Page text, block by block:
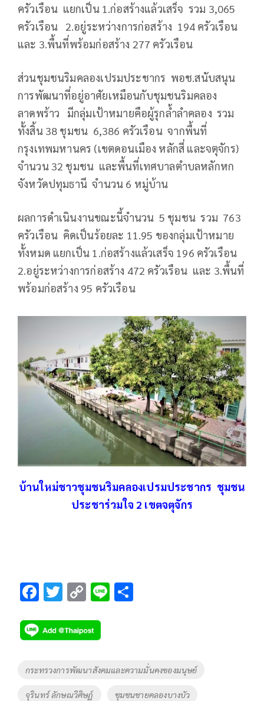
ครัวเรือน แยกเป็น 1.ก่อสร้างแล้วเสร็จ รวม 3,065
ครัวเรือน 2.อยู่ระหว่างการก่อสร้าง 194 ครัวเรือน
และ 3.พื้นที่พร้อมก่อสร้าง 277 ครัวเรือน
ส่วนชุมชนริมคลองเปรมประชากร พอช.สนับสนุน
การพัฒนาที่อยู่อาศัยเหมือนกับชุมชนริมคลอง
ลาดพร้าว มีกลุ่มเป้าหมายคือผู้รุกล้ำลำคลอง รวม
ทั้งสิ้น 38 ชุมชน 6,386 ครัวเรือน จากพื้นที่
กรุงเทพมหานคร (เขตดอนเมือง หลักสี่ และจตุจักร)
จำนวน 32 ชุมชน และพื้นที่เทศบาลตำบลหลักหก
จังหวัดปทุมธานี จำนวน 6 หมู่บ้าน
ผลการดำเนินงานขณะนี้จำนวน 5 ชุมชน รวม 763
ครัวเรือน คิดเป็นร้อยละ 11.95 ของกลุ่มเป้าหมาย
ทั้งหมด แยกเป็น 1.ก่อสร้างแล้วเสร็จ 196 ครัวเรือน
2.อยู่ระหว่างการก่อสร้าง 472 ครัวเรือน และ 3.พื้นที่
พร้อมก่อสร้าง 95 ครัวเรือน
บ้านใหม่ชาวชุมชนริมคลองเปรมประชากร ชุมชน
ประชาร่วมใจ 2 เขตจตุจักร
F
e
b
o
o
T
tt
er
C
p
y
Li
n
Li
Tags
กระทรวงการพัฒนาสังคมและความมั่นคงของมนุษย์
จุรินทร์ ลักษณวิศิษฏ์ ชุมชนชายคลองบางบัว